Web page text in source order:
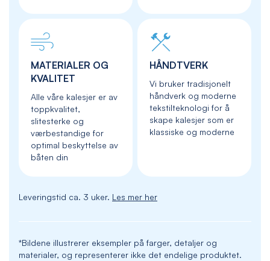
MATERIALER OG
KVALITET
Alle våre kalesjer er av
toppkvalitet,
slitesterke og
værbestandige for
optimal beskyttelse av
båten din
HÅNDTVERK
Vi bruker tradisjonelt
håndverk og moderne
tekstilteknologi for å
skape kalesjer som er
klassiske og moderne
Leveringstid ca. 3 uker. Les mer her
*Bildene illustrerer eksempler på farger, detaljer og
materialer, og representerer ikke det endelige produktet.